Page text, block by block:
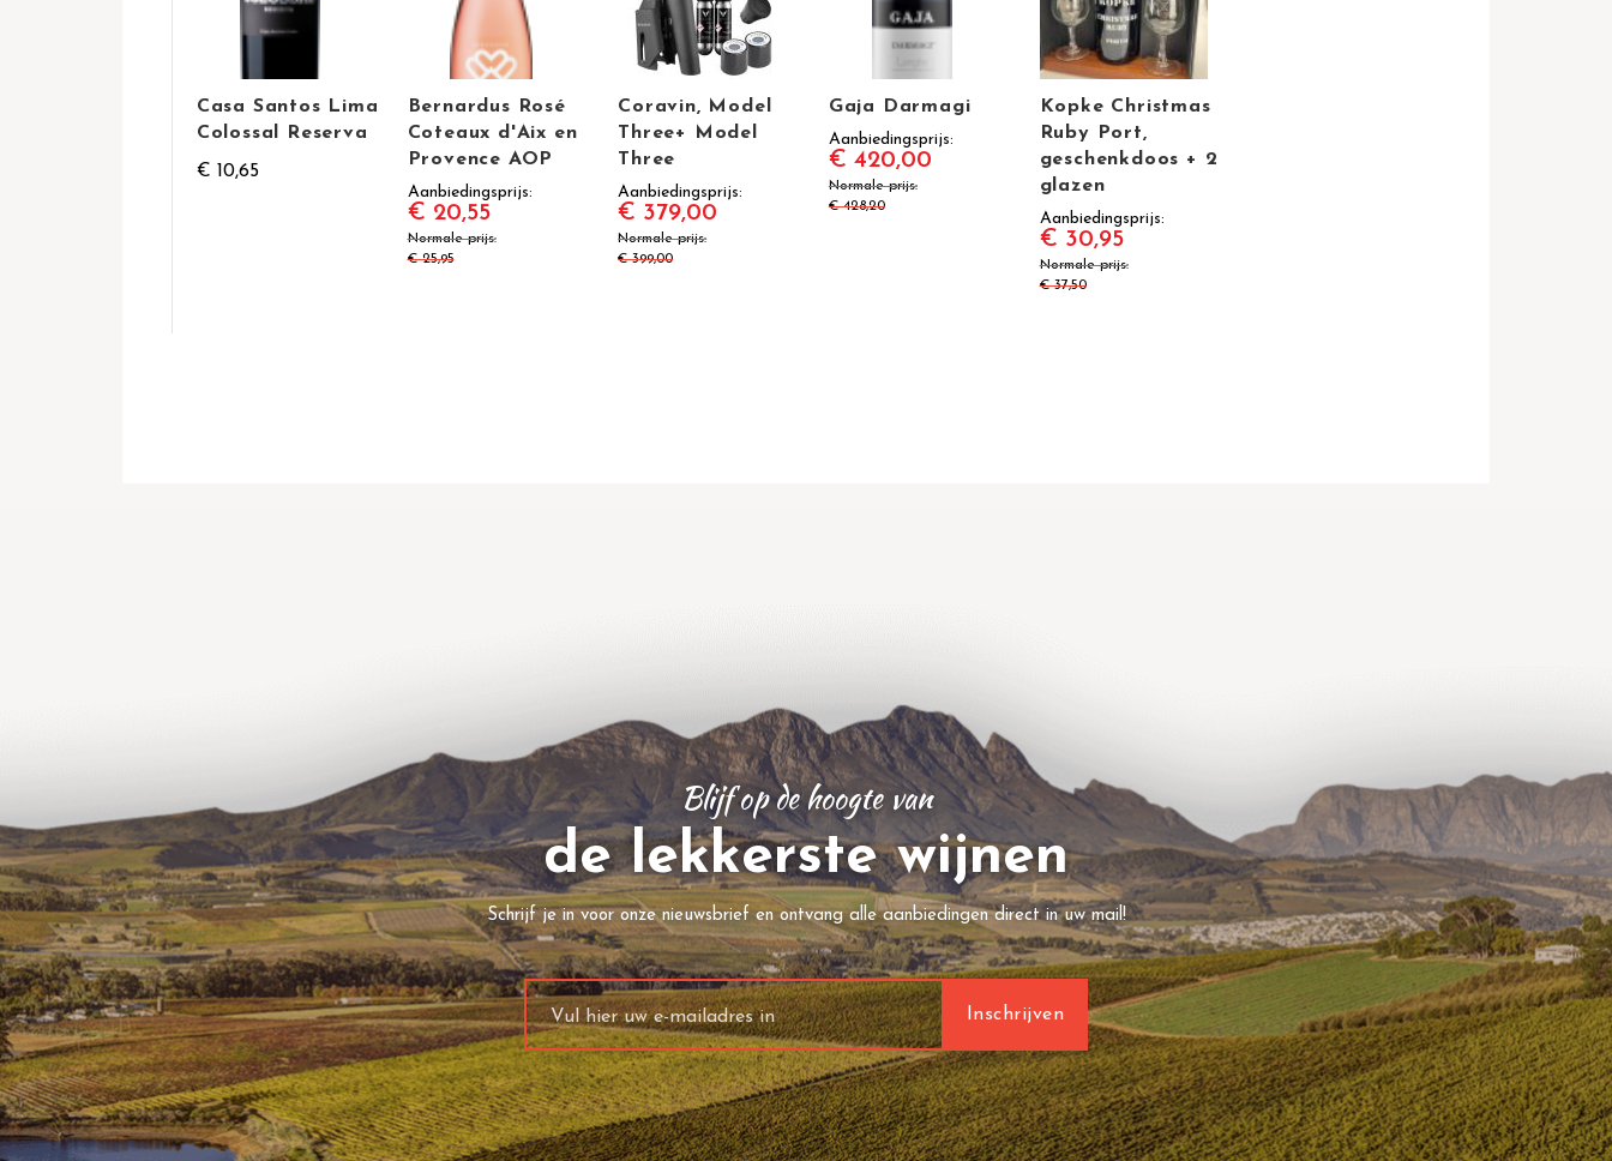
Casa Santos Lima
Colossal Reserva
€ 10,65
Bernardus Rosé
Coteaux d'Aix en
Provence AOP
Aanbiedingsprijs
€ 20,55
Normale prijs
€ 25,95
Coravin, Model
Three+ Model
Three
Aanbiedingsprijs
€ 379,00
Normale prijs
€ 399,00
Gaja Darmagi
Aanbiedingsprijs
€ 420,00
Normale prijs
€ 428,20
Kopke Christmas
Ruby Port,
geschenkdoos + 2
glazen
Aanbiedingsprijs
€ 30,95
Normale prijs
€ 37,50
Blijf op de hoogte van
de lekkerste wijnen
Schrijf je in voor onze nieuwsbrief en ontvang alle aanbiedingen direct in uw mail!